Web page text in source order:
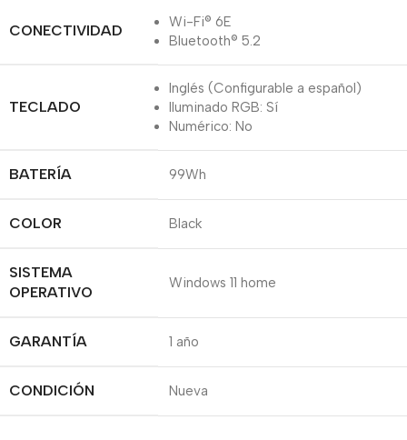
CONECTIVIDAD
Wi-Fi® 6E
Bluetooth® 5.2
TECLADO
Inglés (Configurable a español)
Iluminado RGB: Sí
Numérico: No
BATERÍA 99Wh
COLOR Black
SISTEMA
OPERATIVO
Windows 11 home
GARANTÍA 1 año
CONDICIÓN Nueva